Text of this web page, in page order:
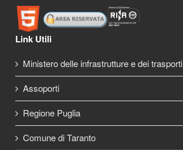
Link Utili
Ministero delle infrastrutture e dei trasporti
Assoporti
Regione Puglia
Comune di Taranto